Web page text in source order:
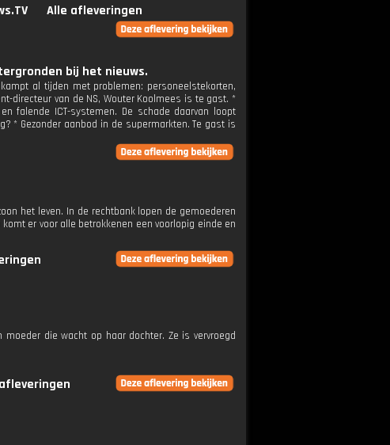
Alle afleveringen
bij het nieuws.
al tijden met problemen: personeelstekorten,
directeur van de NS, Wouter Koolmees is te gast. *
falende ICT-systemen. De schade daarvan loopt
* Gezonder aanbod in de supermarkten. Te gast is
het leven. In de rechtbank lopen de gemoederen
er voor alle betrokkenen een voorlopig einde en
die wacht op haar dochter. Ze is vervroegd